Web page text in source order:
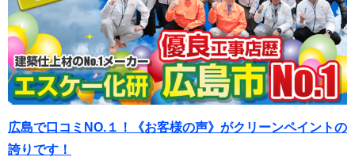
広島で口コミNO.１！《お客様の声》がクリーンペイントの
誇りです！